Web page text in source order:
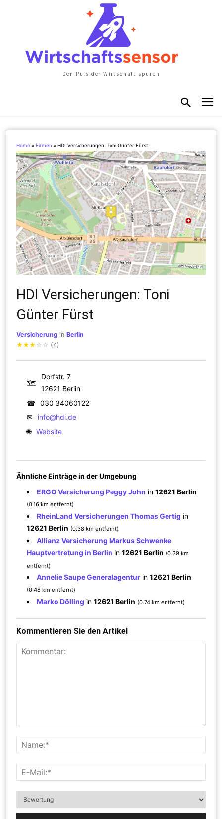
Den Puls der Wirtschaft spüren
Home » Firmen »HDI Versicherungen: Toni Günter Fürst
HDI Versicherungen: Toni
Günter Fürst
Versicherung inBerlin
★★★ ☆ ☆ (4)
🗺
Dorfstr. 7
12621 Berlin
☎
030 34060122
✉
info@hdi.de
🌐 Website
Ähnliche Einträge in der Umgebung
ERGO Versicherung Peggy John in12621 Berlin
(0.16 km entfernt)
RheinLand Versicherungen Thomas Gertig in
12621 Berlin (0.38 km entfernt)
Allianz Versicherung Markus Schwenke
Hauptvertretung in Berlin in12621 Berlin (0.39 km
entfernt)
Annelie Saupe Generalagentur in12621 Berlin
(0.48 km entfernt)
Marko Dölling in12621 Berlin (0.74 km entfernt)
Kommentieren Sie den Artikel